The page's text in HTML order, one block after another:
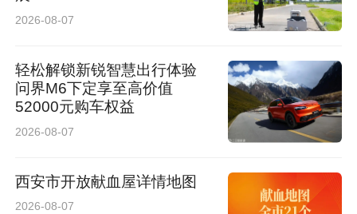
于职业教育的重要讲话重要指示精神，坚持立德
高职学校，统筹推进现代职业教育体系建设改革
各项任务，以“功成不必在我”的境界和“功成必定
有我”的担当，奋力推动学院事业高质量发展，为
智慧与力量。
2026-08-07
轻松解锁新锐智慧出行体验
问界M6下定享至高价值
52000元购车权益
2026-08-07
西安市开放献血屋详情地图
2026-08-07